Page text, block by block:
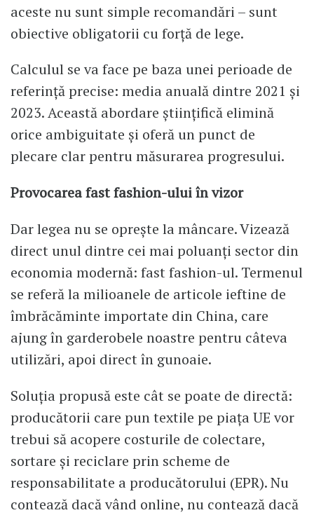
aceste nu sunt simple recomandări – sunt
obiective obligatorii cu forță de lege.
Calculul se va face pe baza unei perioade de
referință precise: media anuală dintre 2021 și
2023. Această abordare științifică elimină
orice ambiguitate și oferă un punct de
plecare clar pentru măsurarea progresului.
Provocarea fast fashion-ului în vizor
Dar legea nu se oprește la mâncare. Vizează
direct unul dintre cei mai poluanți sector din
economia modernă: fast fashion-ul. Termenul
se referă la milioanele de articole ieftine de
îmbrăcăminte importate din China, care
ajung în garderobele noastre pentru câteva
utilizări, apoi direct în gunoaie.
Soluția propusă este cât se poate de directă:
producătorii care pun textile pe piața UE vor
trebui să acopere costurile de colectare,
sortare și reciclare prin scheme de
responsabilitate a producătorului (EPR). Nu
contează dacă vând online, nu contează dacă